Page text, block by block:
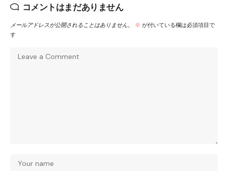
コメントはまだありません
メールアドレスが公開されることはありません。 ※ が付いている欄は必須項目で
す